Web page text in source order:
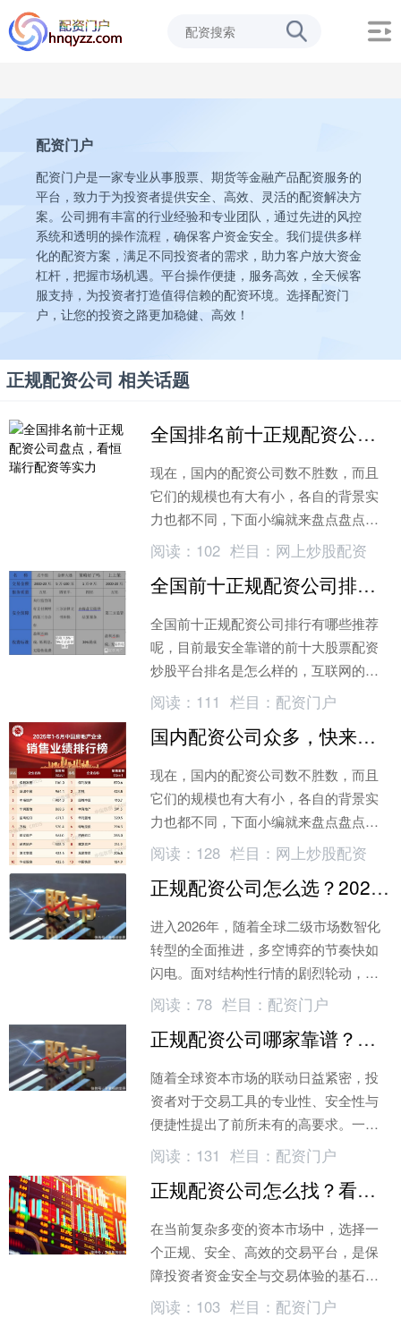
配资门户
配资门户是一家专业从事股票、期货等金融产品配资服务的
平台，致力于为投资者提供安全、高效、灵活的配资解决方
案。公司拥有丰富的行业经验和专业团队，通过先进的风控
系统和透明的操作流程，确保客户资金安全。我们提供多样
化的配资方案，满足不同投资者的需求，助力客户放大资金
杠杆，把握市场机遇。平台操作便捷，服务高效，全天候客
服支持，为投资者打造值得信赖的配资环境。选择配资门
户，让您的投资之路更加稳健、高效！
正规配资公司 相关话题
全国排名前十正规配资公司盘点，看恒瑞行配资等实力
现在，国内的配资公司数不胜数，而且
它们的规模也有大有小，各自的背景实
力也都不同，下面小编就来盘点盘点全
国排名前十的正规配资公司，希望能提
供参考性的建议给您!
阅读： 102 栏目： 网上炒股配资
全国前十正规配资公司排行及最安全靠谱的股票配资平台分析
全国前十正规配资公司排行有哪些推荐
呢，目前最安全靠谱的前十大股票配资
炒股平台排名是怎么样的，互联网的场
外配资炒股平台非常多，有正规盘也有
虚拟盘，用户选择也是要擦亮眼睛。
阅读： 111 栏目： 配资门户
国内配资公司众多，快来看看全国排名前5的正规配资公司
现在，国内的配资公司数不胜数，而且
它们的规模也有大有小，各自的背景实
力也都不同，下面小编就来盘点盘点全
国排名前5的正规配资公司，希望能提供
参考性的建议给您!
阅读： 128 栏目： 网上炒股配资
正规配资公司怎么选？2026年安全清算指南
进入2026年，随着全球二级市场数智化
转型的全面推进，多空博弈的节奏快如
闪电。面对结构性行情的剧烈轮动，许
多中高阶交易员在面临短线卡位时，常
常遇到现金周转效率滞后的交易痛点。
阅读： 78 栏目： 配资门户
正规配资公司哪家靠谱？五大平台深度测评
随着全球资本市场的联动日益紧密，投
资者对于交易工具的专业性、安全性与
便捷性提出了前所未有的高要求。一个
卓越的配资平台，不仅是连接投资者与
市场的桥梁
阅读： 131 栏目： 配资门户
正规配资公司怎么找？看这4点避坑
在当前复杂多变的资本市场中，选择一
个正规、安全、高效的交易平台，是保
障投资者资金安全与交易体验的基石。
众多平台宣传花哨，但真正决定成败的
阅读： 103 栏目： 配资门户